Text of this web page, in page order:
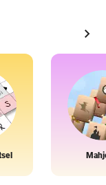
chevron_right